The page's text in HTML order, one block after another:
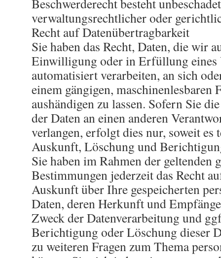
Beschwerderecht besteht
verwaltungsrechtlicher oder
Recht auf Datenübertragbarkeit
Sie haben das Recht, Daten, die wir
Einwilligung oder in Erfüllung eines
automatisiert verarbeiten, an sich
einem gängigen, maschinenlesbaren
aushändigen zu lassen. Sofern Sie
der Daten an einen anderen
verlangen, erfolgt dies nur, soweit es
Auskunft, Löschung und
Sie haben im Rahmen der geltenden
Bestimmungen jederzeit das Recht
Auskunft über Ihre gespeicherten
Daten, deren Herkunft und
Zweck der Datenverarbeitung und
Berichtigung oder Löschung dieser
zu weiteren Fragen zum Thema